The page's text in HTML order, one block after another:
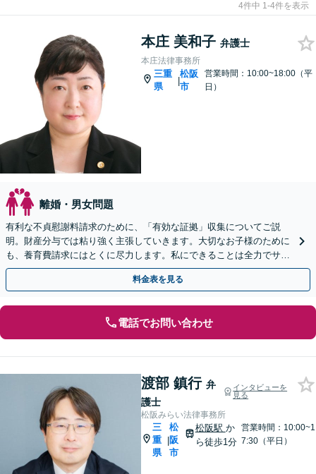
4件中 1-4件を表示
本庄 美和子 弁護士
本庄法律事務所
三重
県
|
松阪
市
営業時間：10:00~18:00（平
日）
離婚・男女問題
有利な不貞慰謝料請求のために、「有効な証拠」収集についてご説
明。財産分与では粘り強く主張していきます。大切なお子様のために
も、養育費請求にはとくに尽力します。私にできることは全力でサポ
ートさせていただきます。
料金表を見る
電話でお問い合わせ
渡部 鎮行 弁
護士
インタビューを
見る
松阪みらい法律事務所
三
重
県
|
松
阪
市
松阪駅 か
ら徒歩1分
営業時間：10:00~1
7:30（平日）